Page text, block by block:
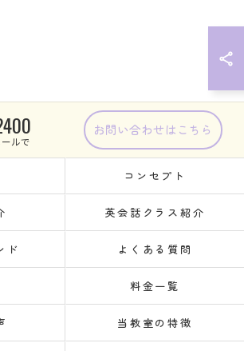
ルで
お問い合わせはこちら
コンセプト
英会話クラス紹介
ド よくある質問
料金一覧
当教室の特徴